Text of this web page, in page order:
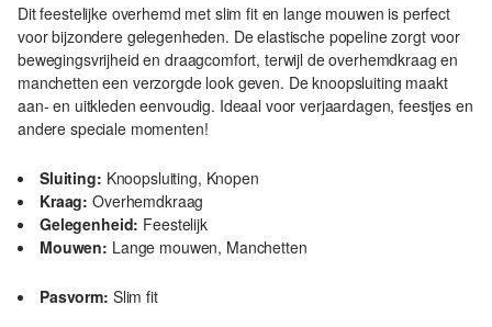
Dit feestelijke overhemd met slim fit en lange mouwen is perfect
voor bijzondere gelegenheden. De elastische popeline zorgt voor
bewegingsvrijheid en draagcomfort, terwijl de overhemdkraag en
manchetten een verzorgde look geven. De knoopsluiting maakt
aan- en uitkleden eenvoudig. Ideaal voor verjaardagen, feestjes en
andere speciale momenten!
Sluiting: Knoopsluiting, Knopen
Kraag: Overhemdkraag
Gelegenheid: Feestelijk
Mouwen: Lange mouwen, Manchetten
Pasvorm: Slim fit